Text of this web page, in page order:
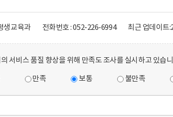
생교육과 전화번호 : 052-226-6994 최근 업데이트:
서비스 품질 향상을 위해 만족도 조사를 실시하고 있습
만족 보통 불만족